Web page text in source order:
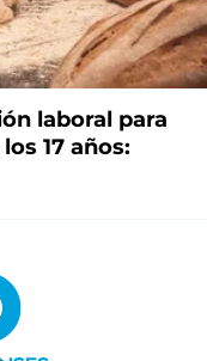
laboral para
17 años: